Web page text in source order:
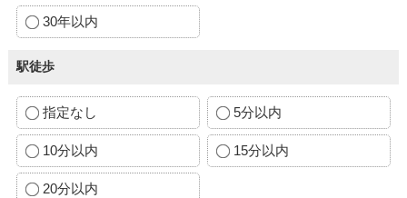
30年以内
駅徒歩
指定なし 5分以内
10分以内 15分以内
20分以内